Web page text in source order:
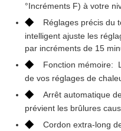
°Incréments F) à votre
◆
Réglages précis du
intelligent ajuste les
par incréments de 15
◆
Fonction mémoire:
de vos réglages de
◆
Arrêt automatique
prévient les brûlures
◆
Cordon extra-long